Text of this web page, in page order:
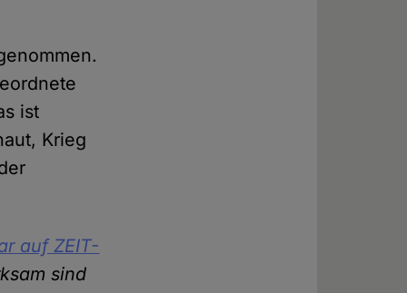
ist
Krieg
auf ZEIT-
sind